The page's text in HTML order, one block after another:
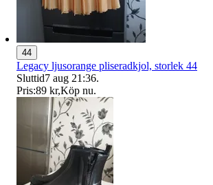
44
Legacy ljusorange pliseradkjol, storlek 44
Sluttid7 aug 21:36.
Pris:89 kr,Köp nu.